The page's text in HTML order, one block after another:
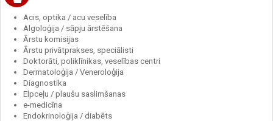
Acis, optika / acu veselība
Algoloģija / sāpju ārstēšana
Ārstu komisijas
Ārstu privātprakses, speciālisti
Doktorāti, poliklīnikas, veselības centri
Dermatoloģija / Veneroloģija
Diagnostika
Elpceļu / plaušu saslimšanas
e-medicīna
Endokrinoloģija / diabēts